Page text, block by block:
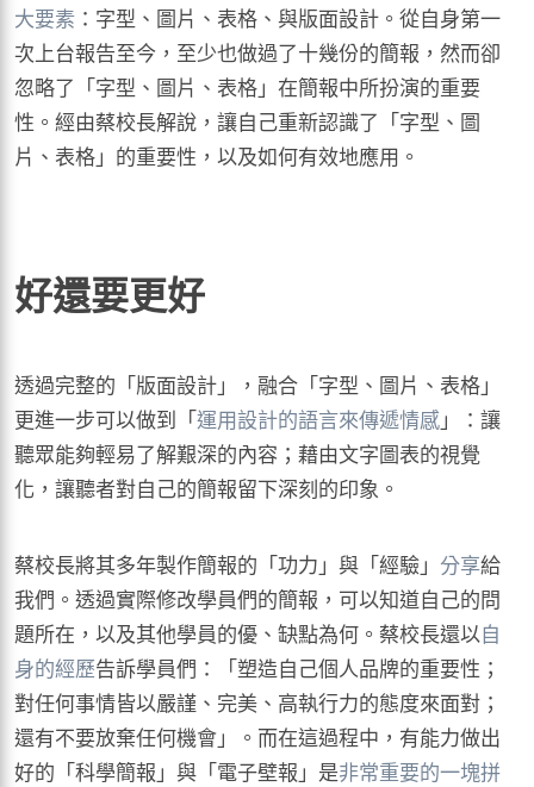
大要素 ：字型、圖片、表格、與版面設計。從自身第一
次上台報告至今，至少也做過了十幾份的簡報，然而卻
忽略了「字型、圖片、表格」在簡報中所扮演的重要
性。經由蔡校長解說，讓自己重新認識了「字型、圖
片、表格」的重要性，以及如何有效地應用。
好還要更好
透過完整的「版面設計」，融合「字型、圖片、表格」
更進一步可以做到「運用設計的語言來傳遞情感」：讓
聽眾能夠輕易了解艱深的內容；藉由文字圖表的視覺
化，讓聽者對自己的簡報留下深刻的印象。
蔡校長將其多年製作簡報的「功力」與「經驗」 分享給
我們。透過實際修改學員們的簡報，可以知道自己的問
題所在，以及其他學員的優、缺點為何。蔡校長還以自
身的經歷告訴學員們：「塑造自己個人品牌的重要性；
對任何事情皆以嚴謹、完美、高執行力的態度來面對；
還有不要放棄任何機會」。而在這過程中，有能力做出
好的「科學簡報」與「電子壁報」是非常重要的一塊拼